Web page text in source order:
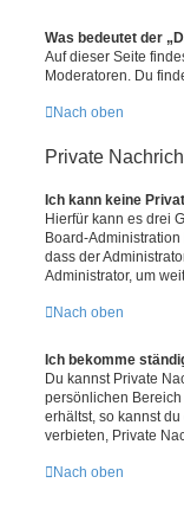
Was bedeutet der
Auf dieser Seite
Moderatoren. Du
Nach oben
Private
Ich kann keine
Hierfür kann es drei
Board-
dass der
Administrator, um
Nach oben
Ich bekomme
Du kannst Private
persönlichen
erhältst, so kannst
verbieten, Private
Nach oben